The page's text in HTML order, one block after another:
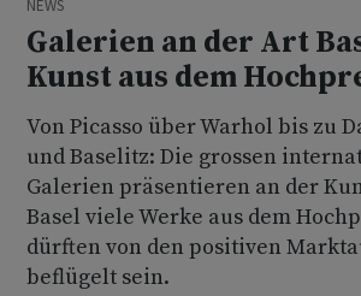
NEWS
Galerien an der Art
Kunst aus dem
Von Picasso über Warhol bis zu
und Baselitz: Die grossen
Galerien präsentieren an der
Basel viele Werke aus dem
dürften von den positiven
beflügelt sein.